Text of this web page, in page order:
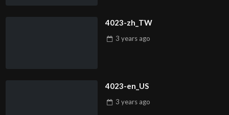
4023-zh_TW
3 years ago
4023-en_US
3 years ago